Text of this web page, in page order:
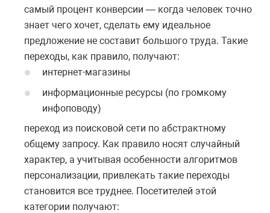
самый процент конверсии — когда человек точно
знает чего хочет, сделать ему идеальное
предложение не составит большого труда. Такие
переходы, как правило, получают:
интернет-магазины
информационные ресурсы (по громкому
инфоповоду)
переход из поисковой сети по абстрактному
общему запросу. Как правило носят случайный
характер, а учитывая особенности алгоритмов
персонализации, привлекать такие переходы
становится все труднее. Посетителей этой
категории получают: